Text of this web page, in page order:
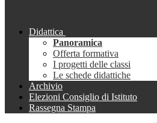
Didattica
Panoramica
Offerta formativa
I progetti delle classi
Le schede didattiche
Archivio
Elezioni Consiglio di Istituto
Rassegna Stampa